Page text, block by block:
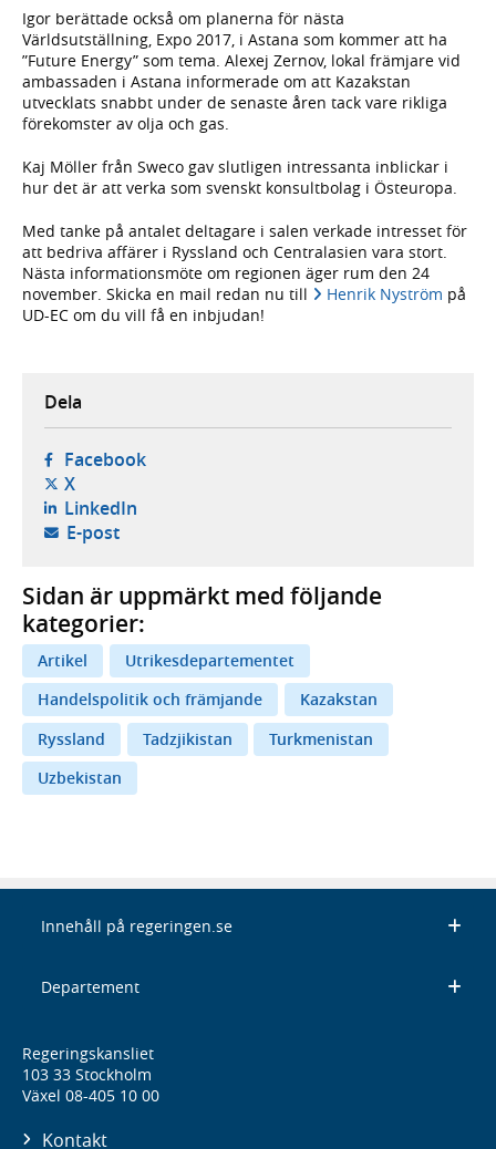
Igor berättade också om planerna för nästa
Världsutställning, Expo 2017, i Astana som kommer att ha
”Future Energy” som tema. Alexej Zernov, lokal främjare vid
ambassaden i Astana informerade om att Kazakstan
utvecklats snabbt under de senaste åren tack vare rikliga
förekomster av olja och gas.
Kaj Möller från Sweco gav slutligen intressanta inblickar i
hur det är att verka som svenskt konsultbolag i Östeuropa.
Med tanke på antalet deltagare i salen verkade intresset för
att bedriva affärer i Ryssland och Centralasien vara stort.
Nästa informationsmöte om regionen äger rum den 24
november. Skicka en mail redan nu till
Henrik Nyström på
UD-EC om du vill få en inbjudan!
Dela
Facebook- öppnas i ny flik, extern webbplats,
X- öppnas i ny flik, extern webbplats,
LinkedIn- öppnas i ny flik, extern webbplats,
E-post- öppnar din e-postklient,
Sidan är uppmärkt med följande
kategorier:
Artikel
Utrikesdepartementet
Handelspolitik och främjande
Kazakstan
Ryssland
Tadzjikistan
Turkmenistan
Uzbekistan
Innehåll på regeringen.se
Departement
Regeringskansliet
103 33 Stockholm
Växel 08-405 10 00
Kontakt